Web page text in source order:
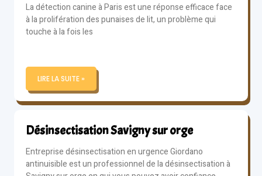
La détection canine à Paris est une réponse efficace face
à la prolifération des punaises de lit, un problème qui
touche à la fois les
LIRE LA SUITE »
Désinsectisation Savigny sur orge
Entreprise désinsectisation en urgence Giordano
antinuisible est un professionnel de la désinsectisation à